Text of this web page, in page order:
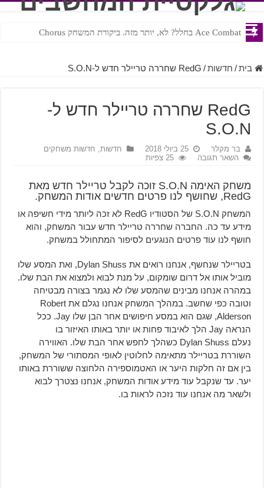
Ace Combat בחלל? לא, יותר מזה. ביקורת המשחק Chorus
Steven Universe והשירים שתורגמו בצורה נוראית לעברית
בית / חדשות / RedG שחררה טריילר חדש ל-S.O.N
RedG שחררה טריילר חדש ל-
S.O.N
בר מקלר 25 ביולי 2018 חדשות, חדשות משחקים
השאר תגובה
25 צפיות
משחק האימה S.O.N זוכה לקבל טריילר חדש מאת
RedG, שחושף לנו פרטים חדשים אודות המשחק.
המשחק S.O.N של הסטודיו RedG לא זכה ליותר מידי חשיפה או
מידע עד כה. החברה שחררה טריילר חדש עבור המשחק, והוא
חושף לנו עוד פרטים הנוגעים לסיפור המתחולל במשחק.
בטריילר שנחשף, אנחנו רואים את Dylan Shuss, ואת המסע שלו
מוביל אותו אל דרום שומקום, על מנת לבוא ולמצוא את הבת שלו.
במהרה אנחנו מבינים שהמסע שלו לא נגמר בצורה מבטיחה
וטובה כפי שחשב. במהלך המשחק אנחנו נגלם את Robert
Alderson, שגם הוא במסע חיפושים אחר הבן שלו Jay. ככל
הנראה Jay הלך לאיבוד פחות או יותר באותו האיזור בו
נעלם Dylan Shuss כשהלך לחפש אחר הבת שלו. האווירה
השוררת בטריילר מתאימה לחלוטין לאופי המסתורי של המשחק,
בין אם זה חלקות היער או האטמוספירה הלחוצה ששוררת באותו
יער. עד שנקבל עוד מידע אודות המשחק, אנחנו נצטרך לבוא
ולשאר מה אנחנו עוד נזכה לראות בו.